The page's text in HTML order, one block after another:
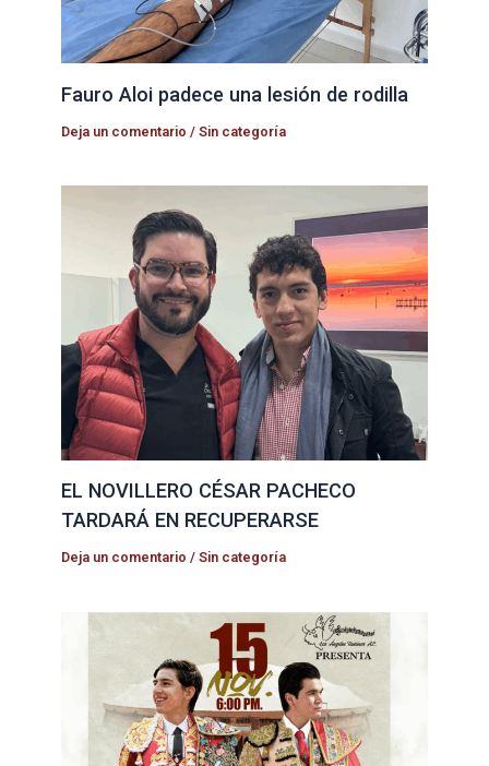
Fauro Aloi padece una lesión de rodilla
Deja un comentario /Sin categoría
EL NOVILLERO CÉSAR PACHECO
TARDARÁ EN RECUPERARSE
Deja un comentario /Sin categoría